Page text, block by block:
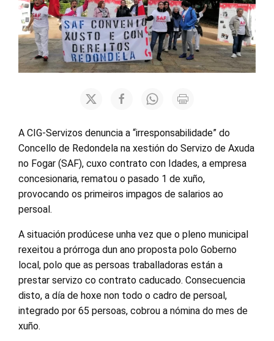
A CIG-Servizos denuncia a “irresponsabilidade” do
Concello de Redondela na xestión do Servizo de Axuda
no Fogar (SAF), cuxo contrato con Idades, a empresa
concesionaria, rematou o pasado 1 de xuño,
provocando os primeiros impagos de salarios ao
persoal.
A situación prodúcese unha vez que o pleno municipal
rexeitou a prórroga dun ano proposta polo Goberno
local, polo que as persoas traballadoras están a
prestar servizo co contrato caducado. Consecuencia
disto, a día de hoxe non todo o cadro de persoal,
integrado por 65 persoas, cobrou a nómina do mes de
xuño.